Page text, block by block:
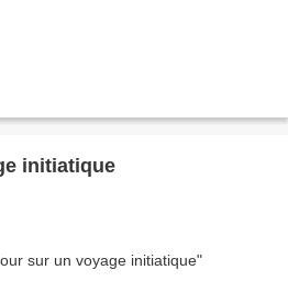
initiatique